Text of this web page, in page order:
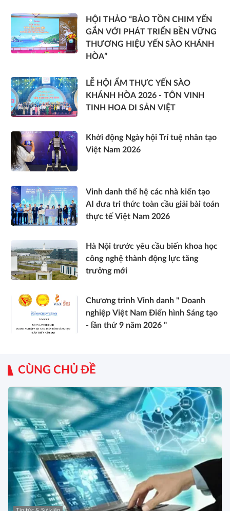
HỘI THẢO “BẢO TỒN CHIM YẾN
GẮN VỚI PHÁT TRIỂN BỀN VỮNG
THƯƠNG HIỆU YẾN SÀO KHÁNH
HÒA”
LỄ HỘI ẨM THỰC YẾN SÀO
KHÁNH HÒA 2026 - TÔN VINH
TINH HOA DI SẢN VIỆT
Khởi động Ngày hội Trí tuệ nhân tạo
Việt Nam 2026
Vinh danh thế hệ các nhà kiến tạo
AI đưa tri thức toàn cầu giải bài toán
thực tế Việt Nam 2026
Hà Nội trước yêu cầu biến khoa học
công nghệ thành động lực tăng
trưởng mới
Chương trình Vinh danh " Doanh
nghiệp Việt Nam Điển hình Sáng tạo
- lần thứ 9 năm 2026 "
CÙNG CHỦ ĐỀ